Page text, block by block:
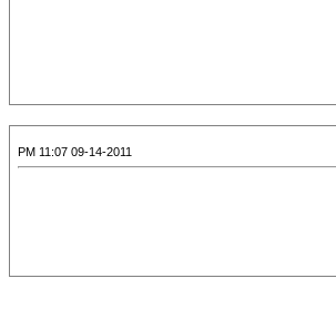
09-14-2011 11:07 PM